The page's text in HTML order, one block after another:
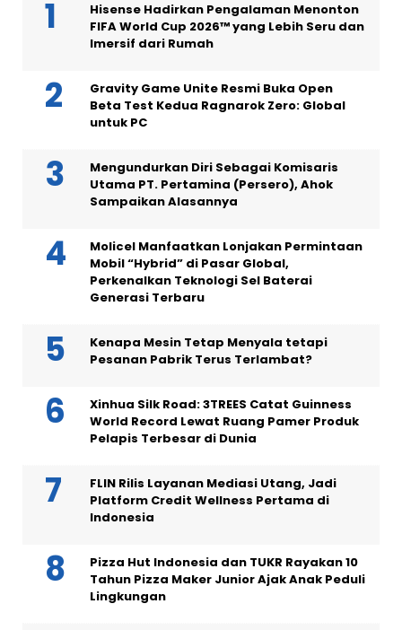
Hisense Hadirkan Pengalaman Menonton
FIFA World Cup 2026™ yang Lebih Seru dan
Imersif dari Rumah
Gravity Game Unite Resmi Buka Open
Beta Test Kedua Ragnarok Zero: Global
untuk PC
Mengundurkan Diri Sebagai Komisaris
Utama PT. Pertamina (Persero), Ahok
Sampaikan Alasannya
Molicel Manfaatkan Lonjakan Permintaan
Mobil “Hybrid” di Pasar Global,
Perkenalkan Teknologi Sel Baterai
Generasi Terbaru
Kenapa Mesin Tetap Menyala tetapi
Pesanan Pabrik Terus Terlambat?
Xinhua Silk Road: 3TREES Catat Guinness
World Record Lewat Ruang Pamer Produk
Pelapis Terbesar di Dunia
FLIN Rilis Layanan Mediasi Utang, Jadi
Platform Credit Wellness Pertama di
Indonesia
Pizza Hut Indonesia dan TUKR Rayakan 10
Tahun Pizza Maker Junior Ajak Anak Peduli
Lingkungan